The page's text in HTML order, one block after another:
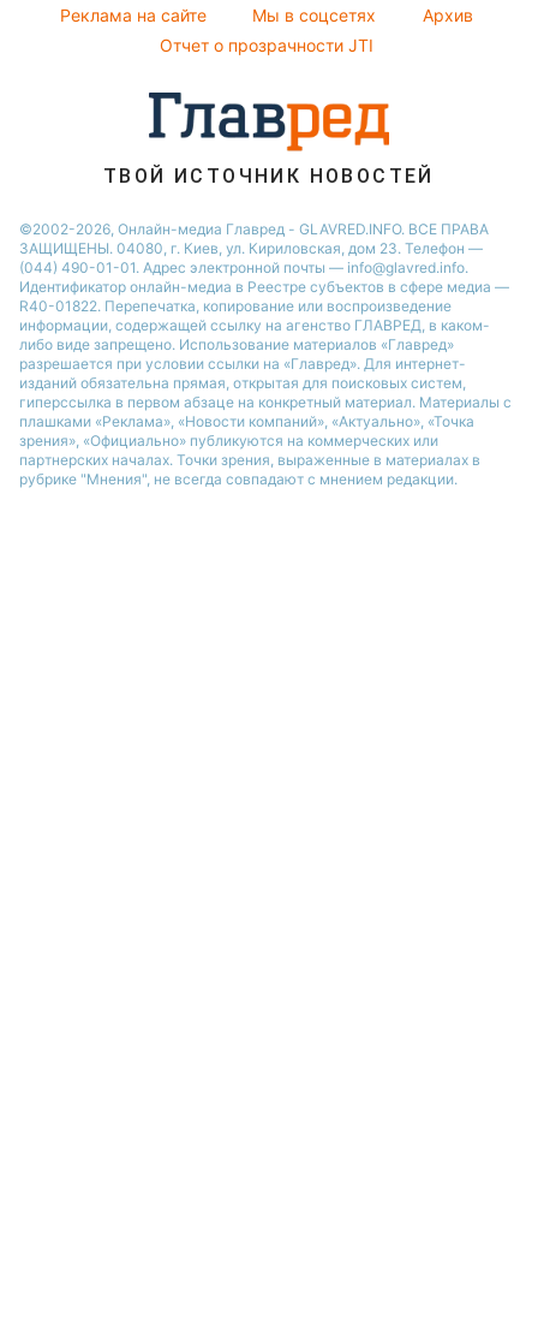
София Ротару
Новости Тернополя
Новости Житомира
Новости Одессы
Все о шоу-бизнесе
Реклама на сайте
Мы в соцсетях
Архив
Отчет о прозрачности JTI
ТВОЙ ИСТОЧНИК НОВОСТЕЙ
©2002-2026, Онлайн-медиа Главред - GLAVRED.INFO. ВСЕ ПРАВА
ЗАЩИЩЕНЫ. 04080, г. Киев, ул. Кириловская, дом 23. Телефон —
(044) 490-01-01. Адрес электронной почты — info@glavred.info.
Идентификатор онлайн-медиа в Реестре cубъектов в сфере медиа —
R40-01822. Перепечатка, копирование или воспроизведение
информации, содержащей ссылку на агенство ГЛАВРЕД, в каком-
либо виде запрещено. Использование материалов «Главред»
разрешается при условии ссылки на «Главред». Для интернет-
изданий обязательна прямая, открытая для поисковых систем,
гиперссылка в первом абзаце на конкретный материал. Материалы с
плашками «Реклама», «Новости компаний», «Актуально», «Точка
зрения», «Официально» публикуются на коммерческих или
партнерских началах. Точки зрения, выраженные в материалах в
рубрике "Мнения", не всегда совпадают с мнением редакции.